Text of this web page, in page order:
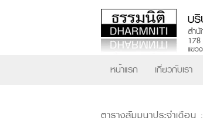
หน้าแรก เกี่ยวกับเรา
ตารางสัมมนาประจำเดือน :